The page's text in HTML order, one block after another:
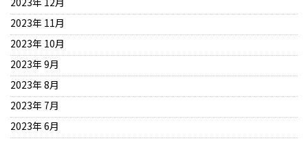
2023年 11月
2023年 10月
2023年 9月
2023年 8月
2023年 7月
2023年 6月